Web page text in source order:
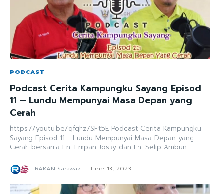
PODCAST
Podcast Cerita Kampungku Sayang Episod
11 – Lundu Mempunyai Masa Depan yang
Cerah
https://youtu.be/qfqhz7SFt5E Podcast Cerita Kampungku
Sayang Episod 11 - Lundu Mempunyai Masa Depan yang
Cerah bersama En. Empan Josay dan En. Selip Ambun
RAKAN Sarawak - June 13, 2023